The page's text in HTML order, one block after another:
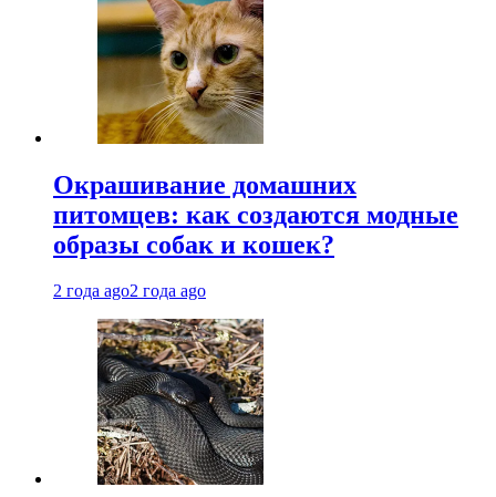
Окрашивание домашних
питомцев: как создаются модные
образы собак и кошек?
2 года ago2 года ago